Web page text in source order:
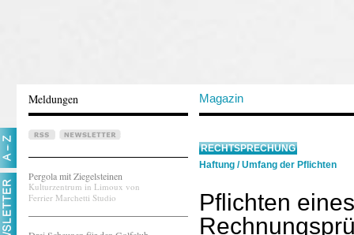
Meldungen Magazin
Pergola mit Ziegelsteinen
Kulturzentrum in Limoux von
Ferrier Marchetti Studio
RECHTSPRECHUNG
Haftung /Umfang der Pflichten
Pflichten